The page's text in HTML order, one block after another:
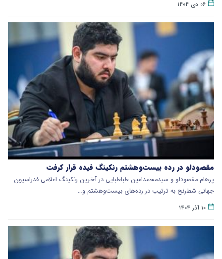
۰۶ دی ۱۴۰۴
مقصودلو در رده بیست‌وهشتم رنکینگ فیده قرار کرفت
پرهام مقصودلو و سیدمحمدامین طباطبایی در آخرین رنکینگ اعلامی فدراسیون
جهانی شطرنج به ترتیب در رده‌های بیست‌وهشتم و…
۱۰ آذر ۱۴۰۴